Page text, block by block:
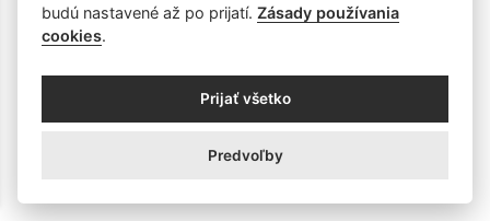
a) Predseda spoločenstva zodpovedá najmä za:
• riadenie rozvoja a jeho koncepcie
• vykonávanie činnosti, ktoré na neho prenieslo zhromaždenie
budú nastavené až po prijatí.Zásady používania
cookies.
Prijať všetko
Predvoľby